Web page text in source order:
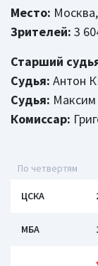
Место:
Зрителей: 3
Старший
Судья: Антон
Судья:
Комиссар:
По четвертям
ЦСКА
МБА